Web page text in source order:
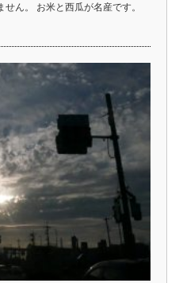
ん。 お米と西瓜が名産です。